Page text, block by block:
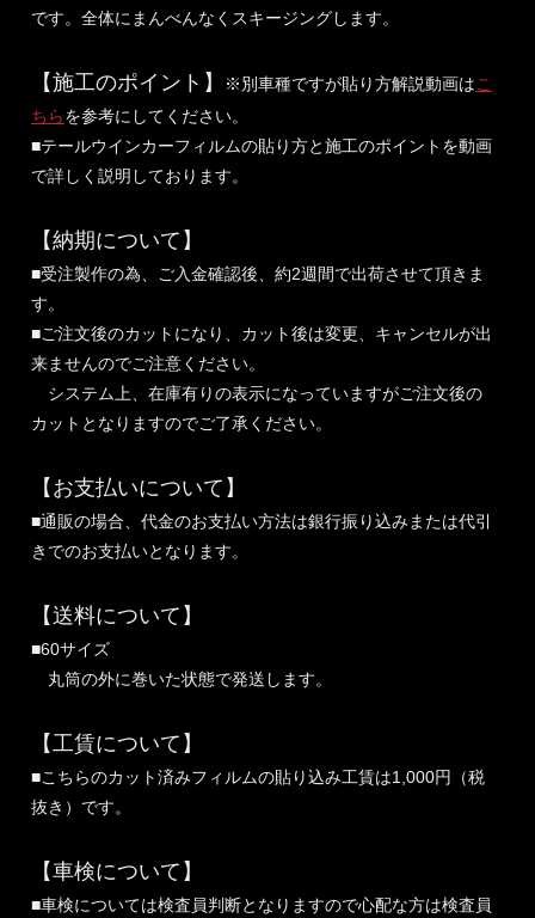
です。全体にまんべんなくスキージングします。
【施工のポイント】 ※別車種ですが貼り方解説動画はこ
ちらを参考にしてください。
■テールウインカーフィルムの貼り方と施工のポイントを動画
で詳しく説明しております。
【納期について】
■受注製作の為、ご入金確認後、約2週間で出荷させて頂きま
す。
■ご注文後のカットになり、カット後は変更、キャンセルが出
来ませんのでご注意ください。
システム上、在庫有りの表示になっていますがご注文後の
カットとなりますのでご了承ください。
【お支払いについて】
■通販の場合、代金のお支払い方法は銀行振り込みまたは代引
きでのお支払いとなります。
【送料について】
■60サイズ
丸筒の外に巻いた状態で発送します。
【工賃について】
■こちらのカット済みフィルムの貼り込み工賃は1,000円（税
抜き）です。
【車検について】
■車検については検査員判断となりますので心配な方は検査員